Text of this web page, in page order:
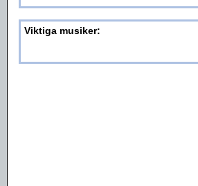
Viktiga musiker: